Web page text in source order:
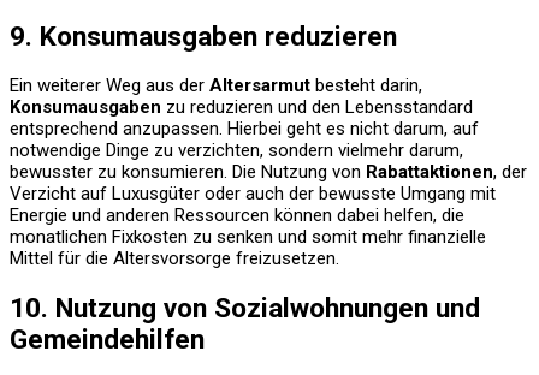
9. Konsumausgaben reduzieren
Ein weiterer Weg aus der Altersarmut besteht darin,
Konsumausgaben zu reduzieren und den Lebensstandard
entsprechend anzupassen. Hierbei geht es nicht darum, auf
notwendige Dinge zu verzichten, sondern vielmehr darum,
bewusster zu konsumieren. Die Nutzung von Rabattaktionen, der
Verzicht auf Luxusgüter oder auch der bewusste Umgang mit
Energie und anderen Ressourcen können dabei helfen, die
monatlichen Fixkosten zu senken und somit mehr finanzielle
Mittel für die Altersvorsorge freizusetzen.
10. Nutzung von Sozialwohnungen und
Gemeindehilfen